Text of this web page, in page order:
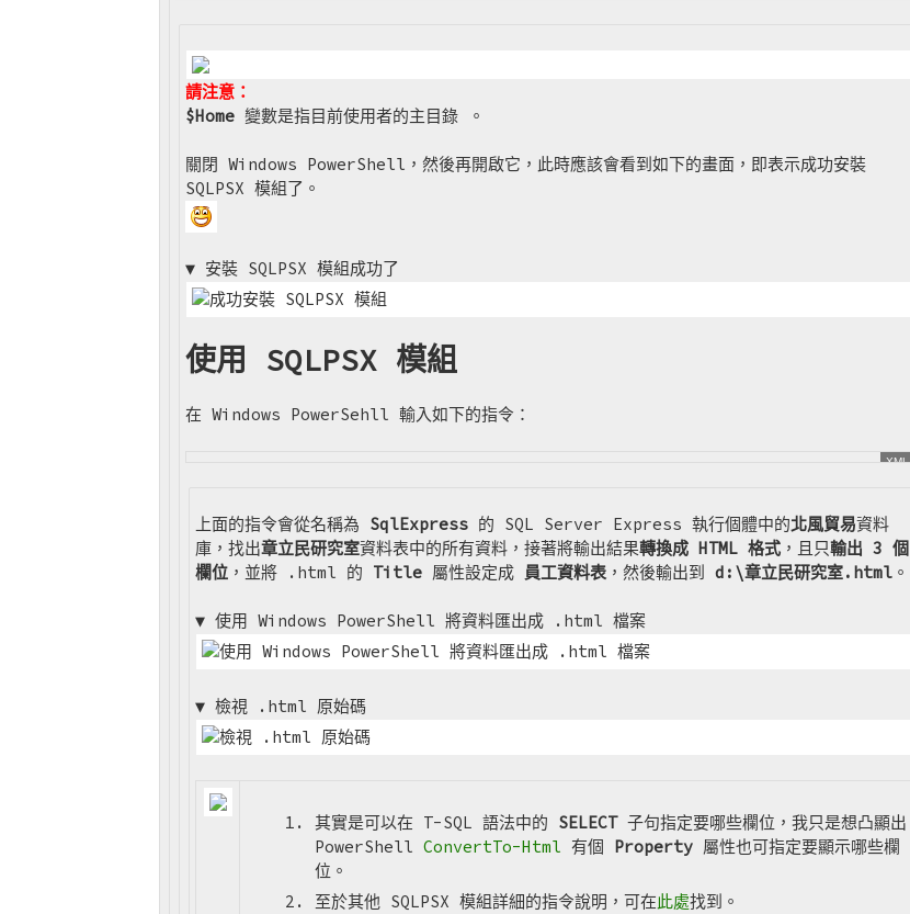
請注意：
$Home 變數是指目前使用者的主目錄 。
關閉 Windows PowerShell，然後再開啟它，此時應該會看到如下的畫面，即表示成功安裝
SQLPSX 模組了。
▼ 安裝 SQLPSX 模組成功了
使用 SQLPSX 模組
在 Windows PowerSehll 輸入如下的指令：
上面的指令會從名稱為 SqlExpress 的 SQL Server Express 執行個體中的北風貿易資料
庫，找出章立民研究室資料表中的所有資料，接著將輸出結果轉換成 HTML 格式 ，且只輸出 3 個
欄位 ，並將 .html 的 Title 屬性設定成 員工資料表 ，然後輸出到 d:\章立民研究室.html 。
▼ 使用 Windows PowerShell 將資料匯出成 .html 檔案
▼ 檢視 .html 原始碼
其實是可以在 T-SQL 語法中的 SELECT子句指定要哪些欄位，我只是想凸顯出
PowerShell ConvertTo-Html 有個 Property屬性也可指定要顯示哪些欄
位。
至於其他 SQLPSX 模組詳細的指令說明，可在此處找到。